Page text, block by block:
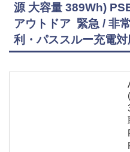
源 大容量 389Wh)
アウトドア 緊急 / 非
利・パススルー充電対